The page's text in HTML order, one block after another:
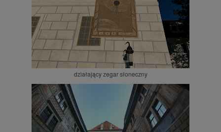
działający zegar słoneczny